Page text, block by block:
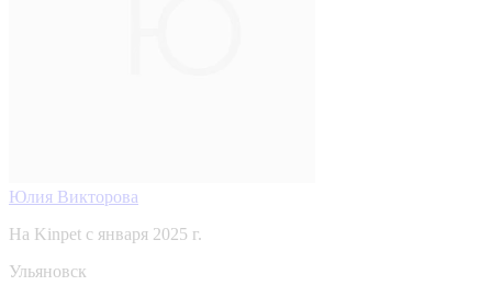
Юлия Викторова
На Kinpet c января 2025 г.
Ульяновск